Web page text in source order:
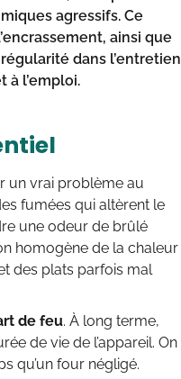
agressifs. Ce
ainsi que
dans l’entretien
à l’emploi.
un vrai problème au
fumées qui altèrent le
une odeur de brûlé
homogène de la chaleur
des plats parfois mal
de feu. À long terme,
de vie de l’appareil. On
qu’un four négligé.